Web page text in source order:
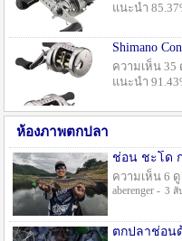
แนะนำ
Shimano
ความเห็น 35
แนะนำ
ห้องภาพตกปลา
ช่อน ชะโด
ความเห็น 6 ดู
aberenger - 3 สั
ตกปลาช่อน